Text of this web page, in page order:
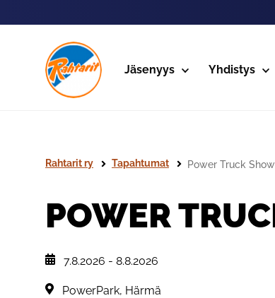
Jäsenyys Yhdistys
Rahtarit ry Tapahtumat Power Truck
POWER
, Tapahtuman päiväys:
7.8.2026 - 8.8.2026
Sijainti:PowerPark, Härmä